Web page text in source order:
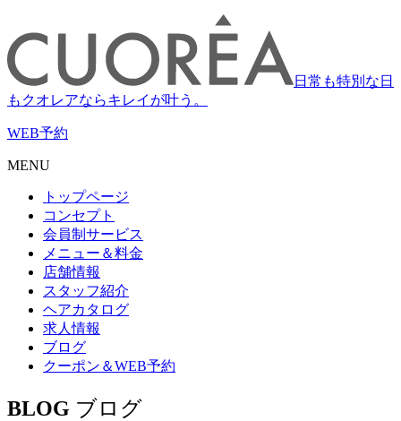
日常も特別な日
もクオレアならキレイが叶う。
WEB予約
MENU
トップページ
コンセプト
会員制サービス
メニュー＆料金
店舗情報
スタッフ紹介
ヘアカタログ
求人情報
ブログ
クーポン＆WEB予約
BLOG ブログ